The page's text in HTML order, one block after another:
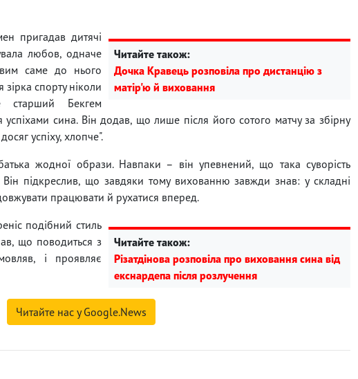
Читайте також:
Дочка Кравець розповіла про дистанцію з
матір'ю й виховання
пригадав дитячі
любов, одначе
саме до нього
спорту ніколи
старший Бекгем
сина. Він додав, що лише після його сотого матчу за збірну
успіху, хлопче".
жодної образи. Навпаки – він упевнений, що така суворість
Він підкреслив, що завдяки тому вихованню завжди знав: у складні
працювати й рухатися вперед.
Читайте також:
Різатдінова розповіла про виховання сина від
екснардепа після розлучення
подібний стиль
що поводиться з
і проявляє
Читайте нас у Google.News